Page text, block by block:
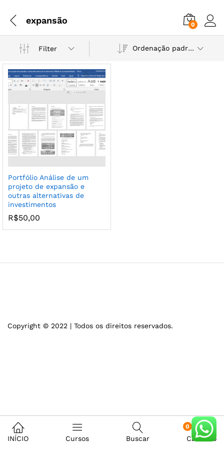
expansão 0
Filter Ordenação padrão
Portfólio Análise de um
projeto de expansão e
outras alternativas de
investimentos
R$50,00
Copyright © 2022 | Todos os direitos reservados.
INÍCIO Cursos Buscar
0
Carrinho